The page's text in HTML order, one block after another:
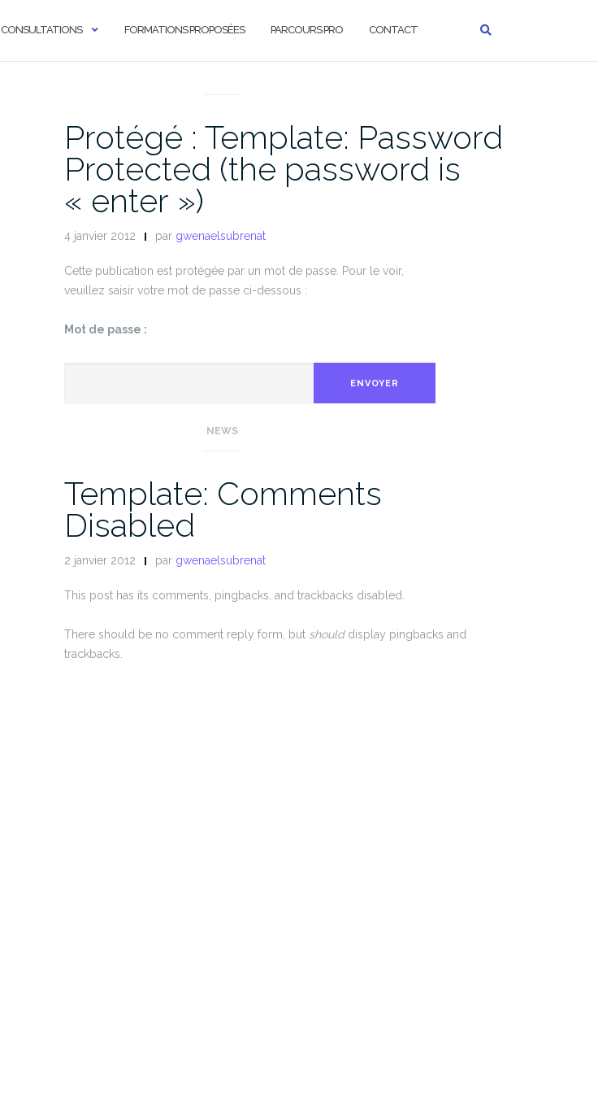
CONSULTATIONS FORMATIONS PROPOSÉES PARCOURS PRO CONTACT
Protégé : Template: Password
Protected (the password is
« enter »)
4 janvier 2012 par gwenaelsubrenat
Cette publication est protégée par un mot de passe. Pour le voir,
veuillez saisir votre mot de passe ci-dessous :
Mot de passe :
ENVOYER
NEWS
Template: Comments
Disabled
2 janvier 2012 par gwenaelsubrenat
This post has its comments, pingbacks, and trackbacks disabled.
There should be no comment reply form, but shoulddisplay pingbacks and
trackbacks.